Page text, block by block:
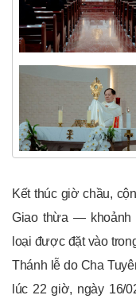
Kết thúc giờ chầu,
Giao thừa — khoảnh
loại được đặt vào
Thánh lễ do Cha
lúc 22 giờ, ngày 16/